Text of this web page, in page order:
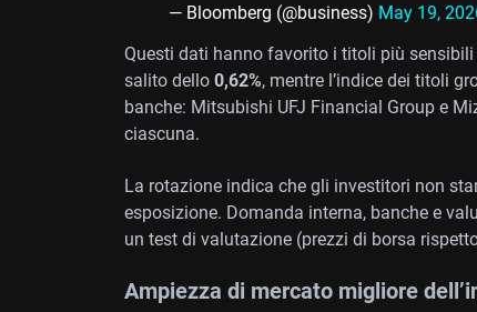
— Bloomberg (@business) May 19,
Questi dati hanno favorito i titoli più
salito dello 0,62%, mentre l’indice dei titoli
banche: Mitsubishi UFJ Financial Group e
ciascuna.
La rotazione indica che gli investitori non
esposizione. Domanda interna, banche e
un test di valutazione (prezzi di borsa
Ampiezza di mercato migliore